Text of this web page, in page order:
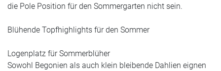
die Pole Position für den Sommergarten nicht sein.
Blühende Topfhighlights für den Sommer
Logenplatz für Sommerblüher
Sowohl Begonien als auch klein bleibende Dahlien eignen